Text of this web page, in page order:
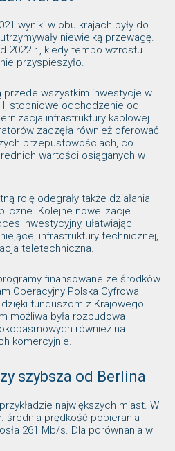
wyniki w obu krajach były do
niewielką przewagę.
2022 r., kiedy tempo wzrostu
przyspieszyło.
przede wszystkim inwestycje w
stopniowe odchodzenie od
infrastruktury kablowej.
zaczęła również oferować
przepustowościach, co
wartości osiąganych w
rolę odegrały także działania
Kolejne nowelizacje
inwestycyjny, ułatwiając
infrastruktury technicznej,
teletechniczna.
finansowane ze środków
Operacyjny Polska Cyfrowa
funduszom z Krajowego
możliwa była rozbudowa
również na
komercyjnie.
szybsza od Berlina
największych miast. W
średnia prędkość pobierania
261 Mb/s. Dla porównania w